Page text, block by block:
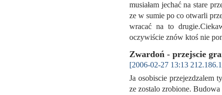
musiałam jechać na stare
ze w sumie po co otwarli
wracać na to
oczywiście znów ktoś nie
Zwardoń - przejscie
[2006-02-27 13:13
Ja osobiscie przejezdzalem
ze zostalo zrobione.